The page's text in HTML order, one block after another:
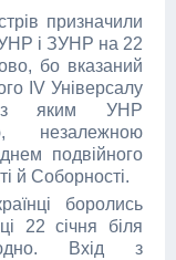
призначили
УНР і ЗУНР на 22
бо вказаний
IV Універсалу
з яким УНР
незалежною
подвійного
й Соборності.
боролись
22 січня біля
Вхід з